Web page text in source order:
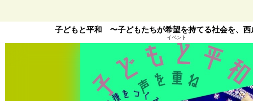
子どもと平和 〜子どもたちが希望を持てる社会を、西
イベント